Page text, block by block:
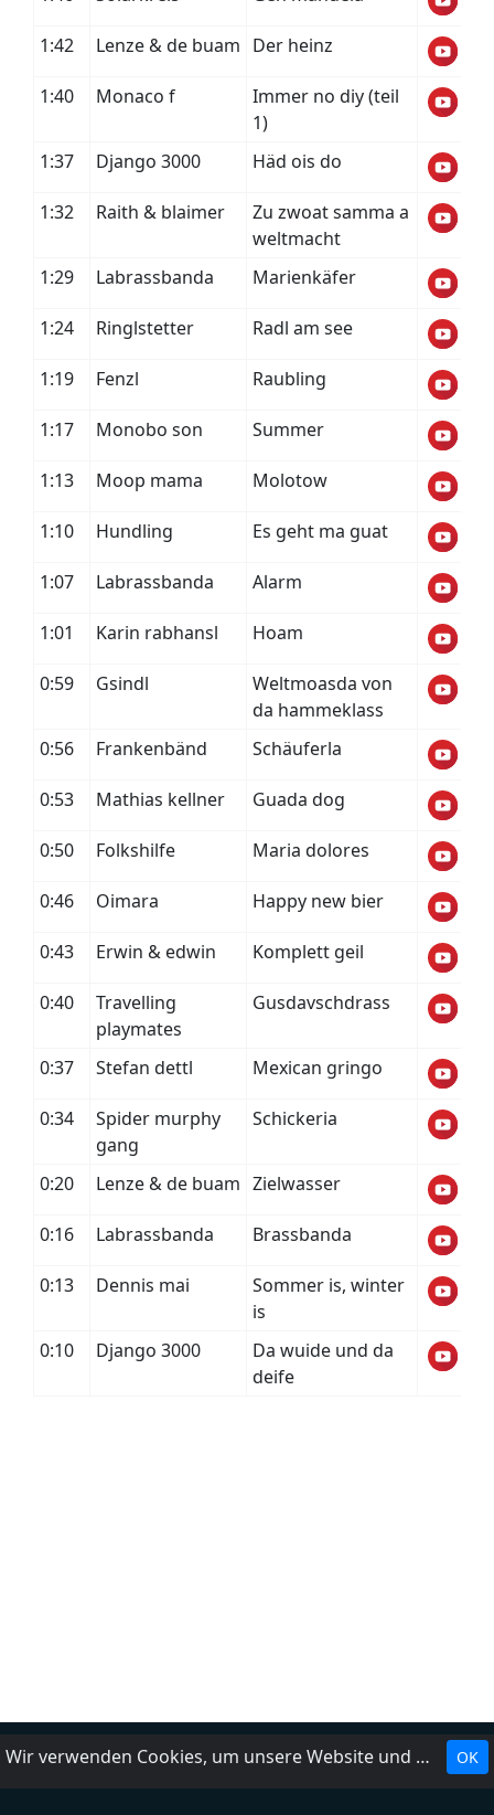
1:42 Lenze & de buam Der heinz
1:40 Monaco f
Immer no diy (teil
1)
1:37
Django 3000 Häd ois do
1:32 Raith & blaimer
Zu zwoat samma a
weltmacht
1:29
Labrassbanda Marienkäfer
1:24 Ringlstetter Radl am see
1:19 Fenzl Raubling
1:17 Monobo son Summer
1:13 Moop mama Molotow
1:10 Hundling Es geht ma guat
1:07 Labrassbanda Alarm
1:01 Karin rabhansl Hoam
0:59 Gsindl
Weltmoasda von
da hammeklass
0:56
Frankenbänd Schäuferla
0:53 Mathias kellner Guada dog
0:50 Folkshilfe Maria dolores
0:46 Oimara Happy new bier
0:43 Erwin & edwin Komplett geil
0:40
Travelling
playmates
Gusdavschdrass
0:37 Stefan dettl Mexican gringo
0:34
Spider murphy
gang
Schickeria
0:20 Lenze & de buam Zielwasser
0:16 Labrassbanda Brassbanda
0:13 Dennis mai
Sommer is, winter
is
0:10
Django 3000
Da wuide und da
deife
Landesrundfunkanstalten
Wir verwenden Cookies, um unsere Website und unseren Service zu optimieren. OK